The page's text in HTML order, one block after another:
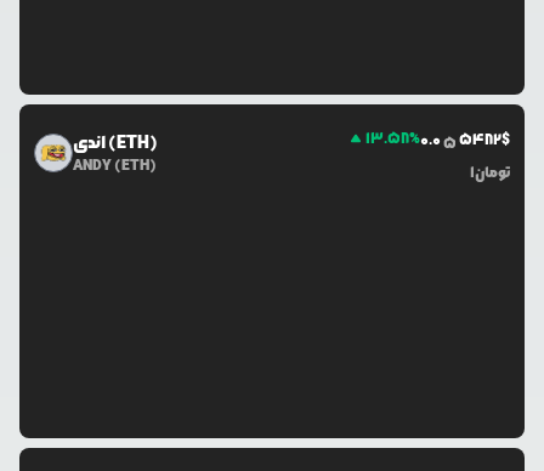
اندی (ETH)
ANDY (ETH)
13.58%0.055482$
1تومان